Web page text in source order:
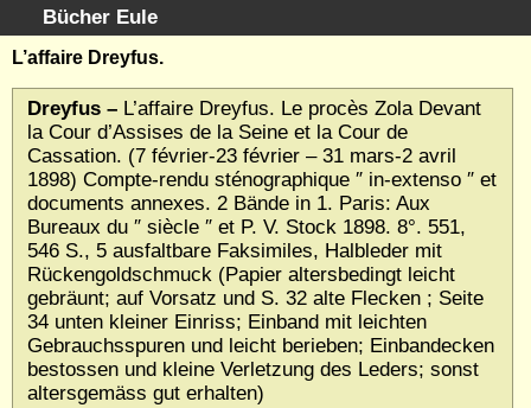
Bücher Eule
Schnellsuche
Startseite
Erweiterte Suche
Kundenservice
Kontakt
Kategorien
Schlagwörter
Gesamtbestand
Kataloge
Warenkorb
Allgemeine Geschäftsbedingungen
Widerruf
L’affaire Dreyfus.
Dreyfus – L’affaire Dreyfus. Le procès Zola Devant
la Cour d’Assises de la Seine et la Cour de
Cassation. (7 février-23 février – 31 mars-2 avril
1898) Compte-rendu sténographique ″ in-extenso ″ et
documents annexes. 2 Bände in 1. Paris: Aux
Bureaux du ″ siècle ″ et P. V. Stock 1898. 8°. 551,
546 S., 5 ausfaltbare Faksimiles, Halbleder mit
Rückengoldschmuck (Papier altersbedingt leicht
gebräunt; auf Vorsatz und S. 32 alte Flecken ; Seite
34 unten kleiner Einriss; Einband mit leichten
Gebrauchsspuren und leicht berieben; Einbandecken
bestossen und kleine Verletzung des Leders; sonst
altersgemäss gut erhalten)